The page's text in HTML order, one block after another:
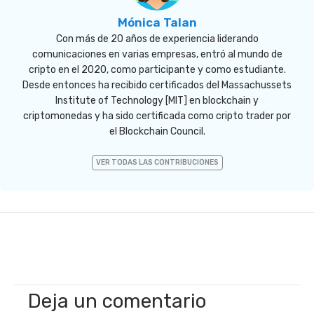
Mónica Talan
Con más de 20 años de experiencia liderando
comunicaciones en varias empresas, entró al mundo de
cripto en el 2020, como participante y como estudiante.
Desde entonces ha recibido certificados del Massachussets
Institute of Technology [MIT] en blockchain y
criptomonedas y ha sido certificada como cripto trader por
el Blockchain Council.
VER TODAS LAS CONTRIBUCIONES
Deja un comentario